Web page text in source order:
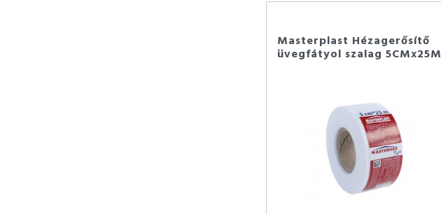
Masterplast Hézagerősítő
üvegfátyol szalag 5CMx25M